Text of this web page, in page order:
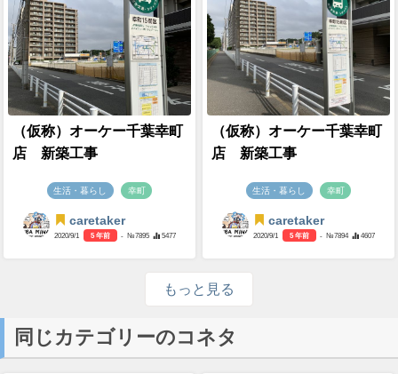
（仮称）オーケー千葉幸町
店 新築工事
生活・暮らし 幸町
caretaker
2020/9/1 5 年前 - №7895 5477
（仮称）オーケー千葉幸町
店 新築工事
生活・暮らし 幸町
caretaker
2020/9/1 5 年前 - №7894 4607
もっと見る
同じカテゴリーのコネタ